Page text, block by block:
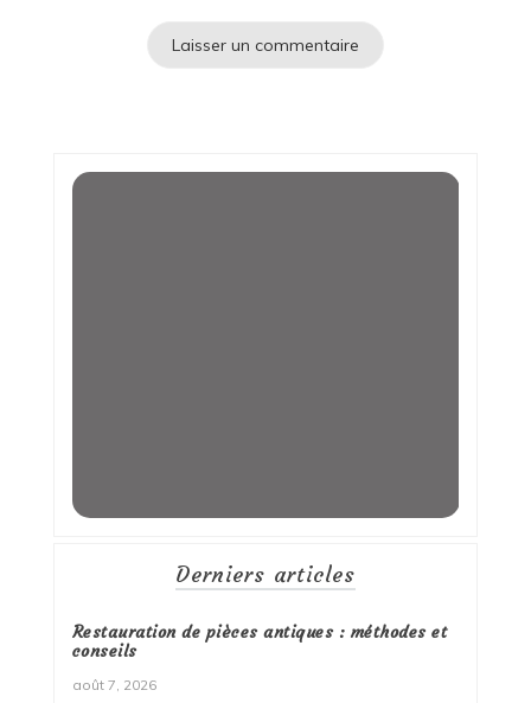
Derniers articles
Restauration de pièces antiques : méthodes et
conseils
août 7, 2026